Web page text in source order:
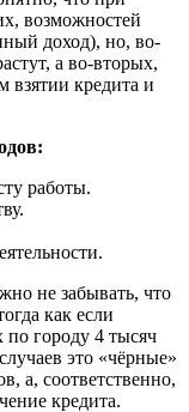
возможностей
доход), но, во-
а во-вторых,
взятии кредита и
работы.
не забывать, что
как если
городу 4 тысяч
это «чёрные»
а, соответственно,
кредита.